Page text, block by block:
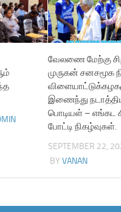
வேலணை மேற்கு
முருகன் சனசமூக
இணைந்து
பொடியள் – எங்கட
போட்டி நிகழ்வுகள்.
SEPTEMBER 22,
BY VANAN